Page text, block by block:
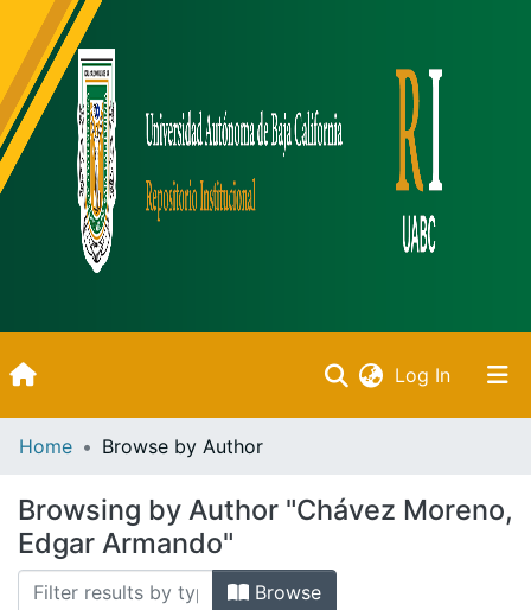
Log In(current)
Inicio
All of DSpace
Bibliotecas
Home Browse by Author
Browsing by Author "Chávez Moreno,
Edgar Armando"
Browse